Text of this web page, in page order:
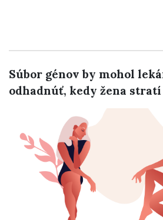
Súbor génov by mohol
odhadnúť, kedy žena